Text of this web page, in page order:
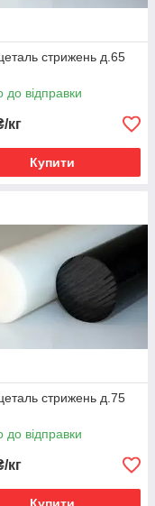
стрижень д.65
до відправки
кг
Купити
стрижень д.75
до відправки
кг